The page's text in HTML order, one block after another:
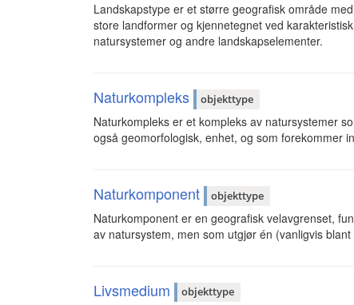
Landskapstype er et større geografisk område
store landformer og kjennetegnet ved
natursystemer og andre landskapselementer.
Naturkompleks objekttype
Naturkompleks er et kompleks av natursystemer
også geomorfologisk, enhet, og som forekommer
Naturkomponent objekttype
Naturkomponent er en geografisk velavgrenset,
av natursystem, men som utgjør én (vanligvis
Livsmedium objekttype